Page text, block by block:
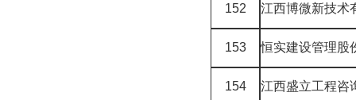
152 江西博微新技术
153 恒实建设管理股
154 江西盛立工程咨